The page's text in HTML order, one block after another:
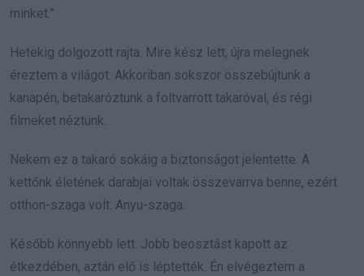
minket.”
Hetekig dolgozott rajta. Mire kész lett, újra melegnek
éreztem a világot. Akkoriban sokszor összebújtunk a
kanapén, betakaróztunk a foltvarrott takaróval, és régi
filmeket néztünk.
Nekem ez a takaró sokáig a biztonságot jelentette. A
kettőnk életének darabjai voltak összevarrva benne, ezért
otthon-szaga volt. Anyu-szaga.
Később könnyebb lett. Jobb beosztást kapott az
étkezdében, aztán elő is léptették. Én elvégeztem a